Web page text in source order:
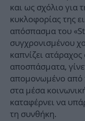
και ως σχόλιο για
κυκλοφορίας της
απόσπασμα του
συγχρονισμένου
καπνίζει
αποσπάσματα,
απομονωμένο από
στα μέσα
καταφέρνει να
τη συνθήκη.